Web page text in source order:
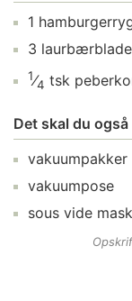
1
3 laurbærblade
1⁄4 tsk
Det skal du
vakuumpakker
vakuumpose
sous vide